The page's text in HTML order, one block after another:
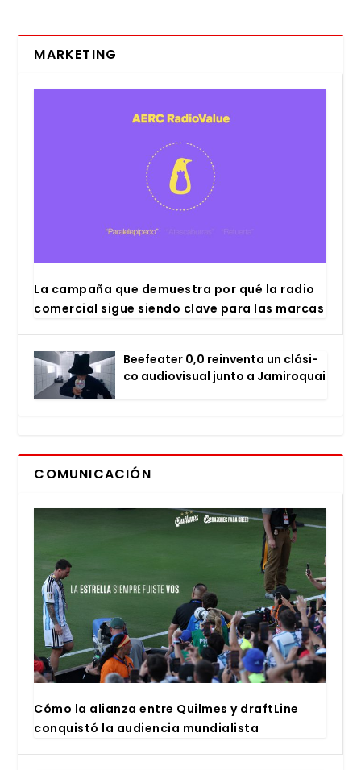
MARKETING
La cam­pa­ña que demues­tra por qué la radio
comer­cial sigue sien­do cla­ve para las mar­cas
Bee­fea­ter 0,0 rein­ven­ta un clá­si­
co audio­vi­sual jun­to a Jami­ro­quai
COMUNICACIÓN
Cómo la alian­za entre Quil­mes y draftLi­ne
con­quis­tó la audien­cia mun­dia­lis­ta